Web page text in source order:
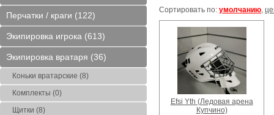
CCM 9040 Yth M (Ледовая
арена Купчино)
4500 руб.
9,5 Reebok White K
15000 руб.
Перчатки / краги (122)
Экипировка игрока (613)
Экипировка вратаря (36)
Коньки вратарские (8)
Комплекты (0)
Щитки (8)
Сортировать по: умолчанию,
Efsi Yth (Ледовая арена
Купчино)